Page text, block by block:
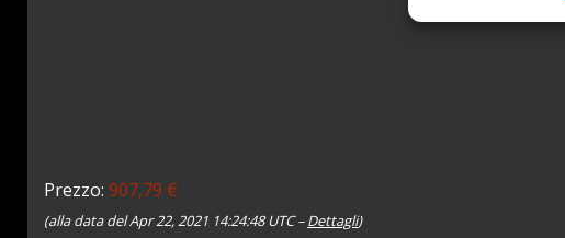
Prezzo:907,79 €
(alla data del Apr 22, 2021 14:24:48 UTC –Dettagli)